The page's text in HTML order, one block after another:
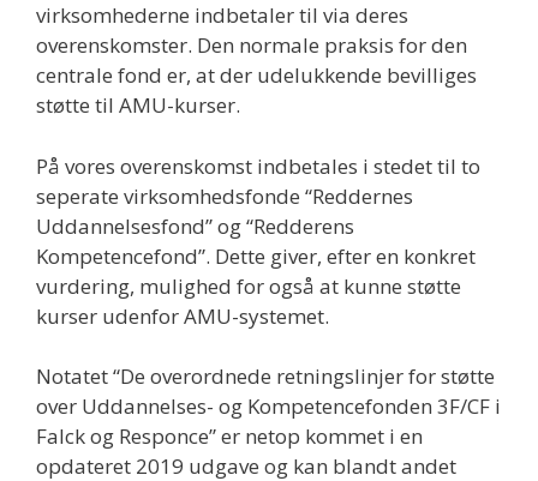
virksomhederne indbetaler til via deres
overenskomster. Den normale praksis for den
centrale fond er, at der udelukkende bevilliges
støtte til AMU-kurser.
På vores overenskomst indbetales i stedet til to
seperate virksomhedsfonde “Reddernes
Uddannelsesfond” og “Redderens
Kompetencefond”. Dette giver, efter en konkret
vurdering, mulighed for også at kunne støtte
kurser udenfor AMU-systemet.
Notatet “De overordnede retningslinjer for støtte
over Uddannelses- og Kompetencefonden 3F/CF i
Falck og Responce” er netop kommet i en
opdateret 2019 udgave og kan blandt andet